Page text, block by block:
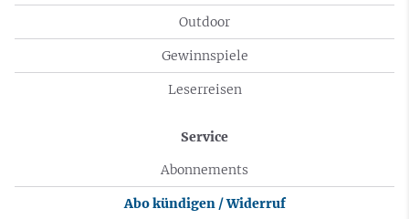
Outdoor
Gewinnspiele
Leserreisen
Service
Abonnements
Abo kündigen / Widerruf